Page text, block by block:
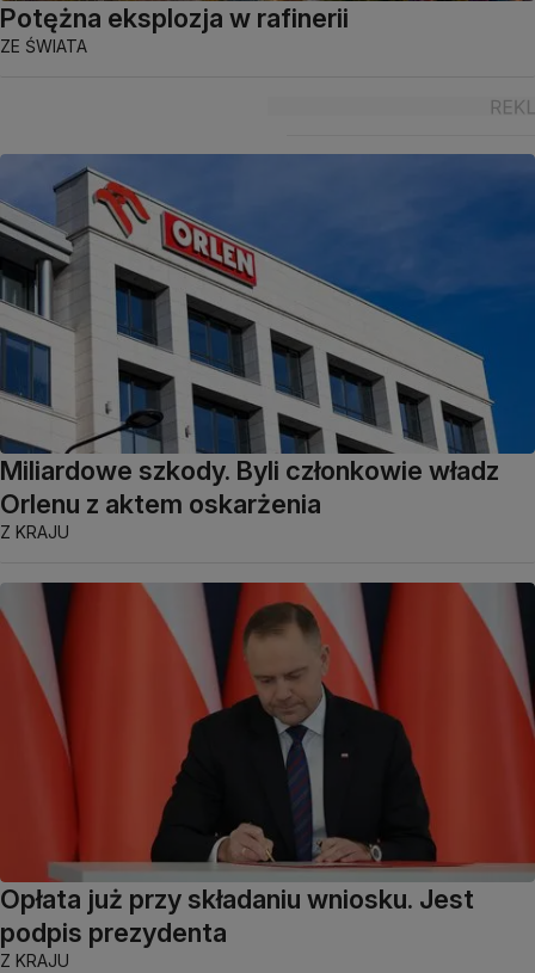
Potężna eksplozja w rafinerii
ZE ŚWIATA
Miliardowe szkody. Byli członkowie władz
Orlenu z aktem oskarżenia
Z KRAJU
Opłata już przy składaniu wniosku. Jest
podpis prezydenta
Z KRAJU